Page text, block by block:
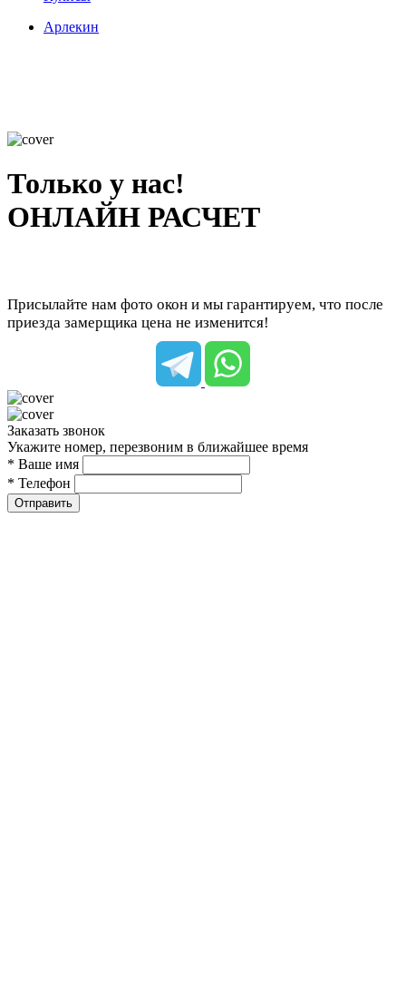
Арлекин
Только у нас!
ОНЛАЙН РАСЧЕТ
Присылайте нам фото окон и мы гарантируем, что после
приезда замерщика цена не изменится!
Заказать звонок
Укажите номер, перезвоним в ближайшее время
* Ваше имя
* Телефон
Отправить